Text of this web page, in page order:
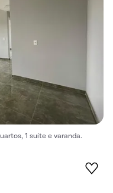
1 suíte e varanda.